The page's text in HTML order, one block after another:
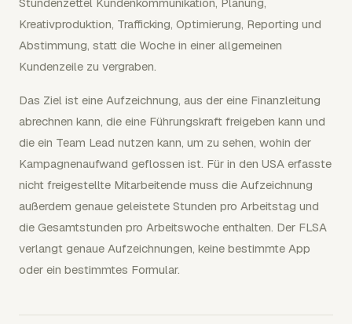
Kreativproduktion, Trafficking, Optimierung, Reporting und
Abstimmung, statt die Woche in einer allgemeinen
Kundenzeile zu vergraben.
Das Ziel ist eine Aufzeichnung, aus der eine Finanzleitung
abrechnen kann, die eine Führungskraft freigeben kann und
die ein Team Lead nutzen kann, um zu sehen, wohin der
Kampagnenaufwand geflossen ist. Für in den USA erfasste
nicht freigestellte Mitarbeitende muss die Aufzeichnung
außerdem genaue geleistete Stunden pro Arbeitstag und
die Gesamtstunden pro Arbeitswoche enthalten. Der FLSA
verlangt genaue Aufzeichnungen, keine bestimmte App
oder ein bestimmtes Formular.